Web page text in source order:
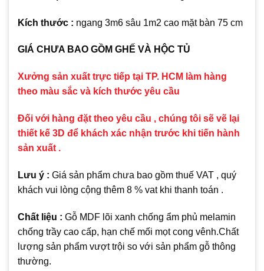
Kích thước : ngang 3m6 sâu 1m2 cao mặt bàn 75 cm
GIÁ CHƯA BAO GỒM GHẾ VÀ HỘC TỦ
Xưởng sản xuất trực tiếp tại TP. HCM làm hàng
theo màu sắc và kích thước yêu cầu
Đối với hàng đặt theo yêu cầu , chúng tôi sẽ vẽ lại
thiết kế 3D để khách xác nhận trước khi tiến hành
sản xuất .
Lưu ý : Giá sản phẩm chưa bao gồm thuế VAT , quý
khách vui lòng cộng thêm 8 % vat khi thanh toán .
Chất liệu : Gỗ MDF lõi xanh chống ẩm phủ melamin
chống trầy cao cấp, hạn chế mối mọt cong vênh.Chất
lượng sản phẩm vượt trội so với sản phẩm gỗ thông
thường.